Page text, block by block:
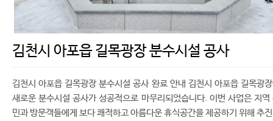
김천시 아포읍 길목광장 분수시설 공사
김천시 아포읍 길목광장 분수시설 공사 완료 안내 김천시 아포읍 길목광
새로운 분수시설 공사가 성공적으로 마무리되었습니다. 이번 사업은 지역
민과 방문객들에게 보다 쾌적하고 아름다운 휴식공간을 제공하기 위해 추